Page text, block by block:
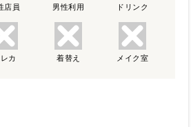
店員 男性利用 ドリンク
カ 着替え メイク室